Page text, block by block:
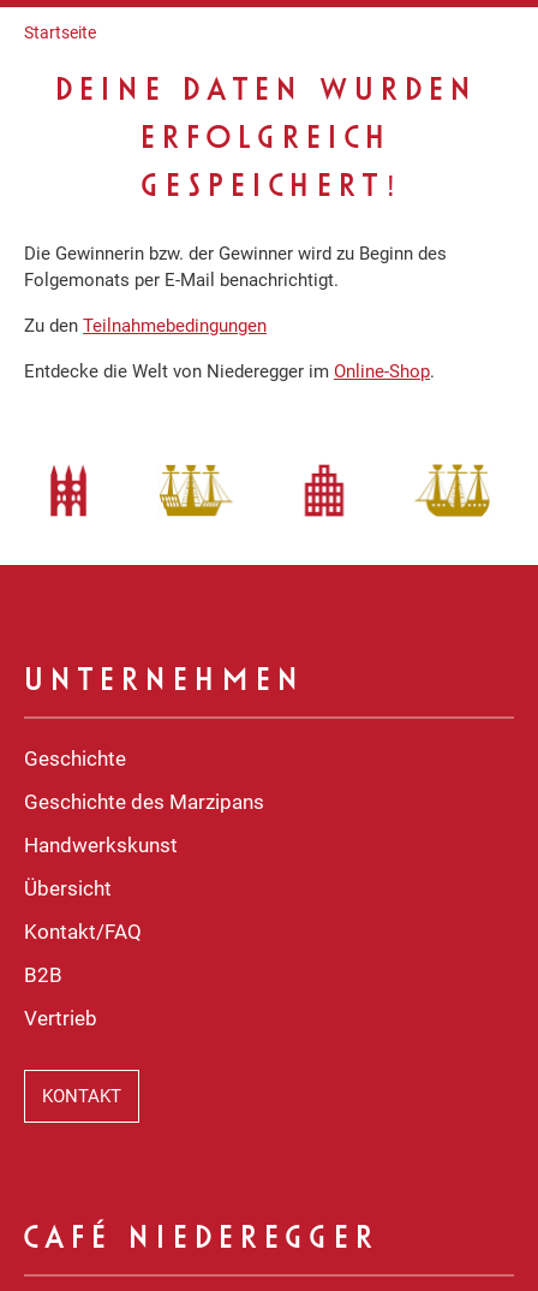
Inhalt
Startseite
DEINE DATEN WURDEN
ERFOLGREICH
GESPEICHERT!
Die Gewinnerin bzw. der Gewinner wird zu Beginn des
Folgemonats per E-Mail benachrichtigt.
Zu den Teilnahmebedingungen
Entdecke die Welt von Niederegger im Online-Shop.
UNTERNEHMEN
Geschichte
Geschichte des Marzipans
Handwerkskunst
Übersicht
Kontakt/FAQ
B2B
Vertrieb
KONTAKT
CAFÉ NIEDEREGGER